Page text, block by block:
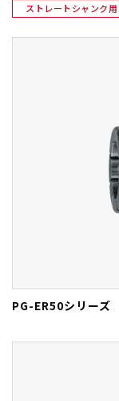
ストレートシャンク用
PG-ER50シリーズ